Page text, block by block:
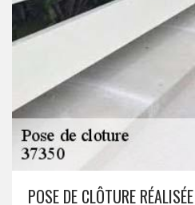
POSE DE CLÔTURE